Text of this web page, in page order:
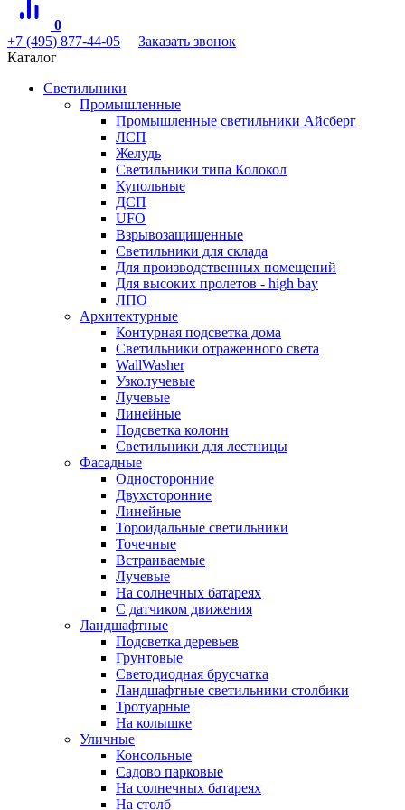
0
+7 (495) 877-44-05
Заказать звонок
Каталог
Светильники
Промышленные
Промышленные светильники Айсберг
ЛСП
Желудь
Светильники типа Колокол
Купольные
ДСП
UFO
Взрывозащищенные
Светильники для склада
Для производственных помещений
Для высоких пролетов - high bay
ЛПО
Архитектурные
Контурная подсветка дома
Светильники отраженного света
WallWasher
Узколучевые
Лучевые
Линейные
Подсветка колонн
Светильники для лестницы
Фасадные
Односторонние
Двухсторонние
Линейные
Тороидальные светильники
Точечные
Встраиваемые
Лучевые
На солнечных батареях
С датчиком движения
Ландшафтные
Подсветка деревьев
Грунтовые
Светодиодная брусчатка
Ландшафтные светильники столбики
Тротуарные
На колышке
Уличные
Консольные
Садово парковые
На солнечных батареях
На столб